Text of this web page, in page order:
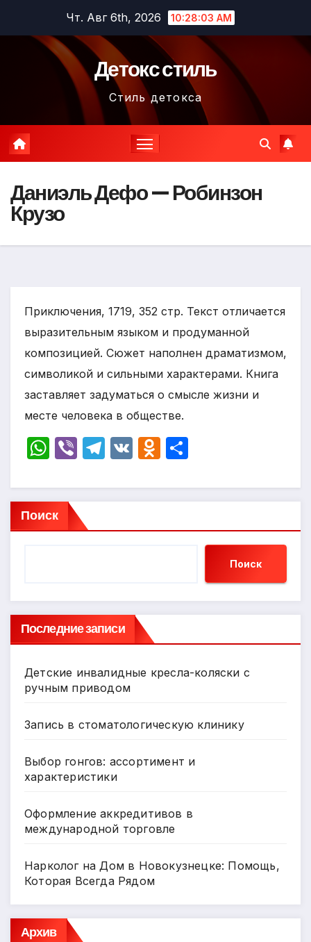
содержимому
Чт. Авг 6th, 2026 10:28:04 AM
Детокс стиль
Стиль детокса
Даниэль Дефо — Робинзон
Крузо
Приключения, 1719, 352 стр. Текст отличается
выразительным языком и продуманной
композицией. Сюжет наполнен драматизмом,
символикой и сильными характерами. Книга
заставляет задуматься о смысле жизни и
месте человека в обществе.
W
at
s
A
Vi
er
T
e
a
V
O
n
kl
s
ki
п
а
т
Поиск
Поиск
Последние записи
Детские инвалидные кресла-коляски с
ручным приводом
Запись в стоматологическую клинику
Выбор гонгов: ассортимент и
характеристики
Оформление аккредитивов в
международной торговле
Нарколог на Дом в Новокузнецке: Помощь,
Которая Всегда Рядом
Архив